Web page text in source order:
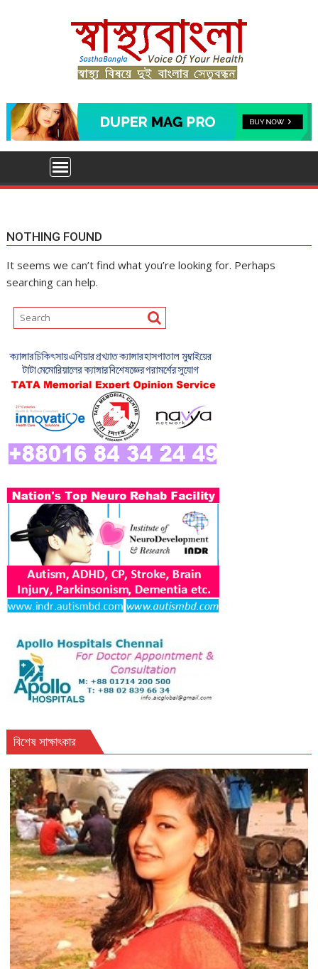
NOTHING FOUND
It seems we can’t find what you’re looking for. Perhaps
searching can help.
বিশেষ সাক্ষাৎকার